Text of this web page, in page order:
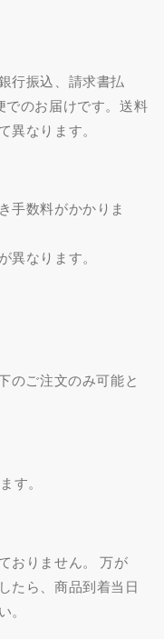
行振込、請求書払
でのお届けです。送料
異なります。
手数料がかかりま
異なります。
のご注文のみ可能と
す。
おりません。 万が
たら、商品到着当日
。